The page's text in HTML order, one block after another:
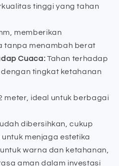
tinggi yang tahan
memberikan
tanpa menambah berat
Cuaca: Tahan terhadap
dengan tingkat ketahanan
meter, ideal untuk berbagai
dibersihkan, cukup
menjaga estetika
warna dan ketahanan,
aman dalam investasi